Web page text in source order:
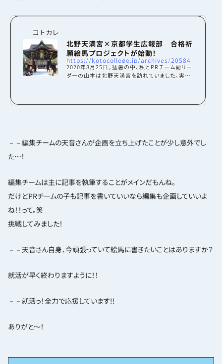
コトカレ
北野天満宮×京都学生広報部 合格祈
願絵馬プロジェクトが始動！
https://kotocollege.jp/archives/20584
2020年8月25日。猛暑の中、私とPRチーム副リー
ダーの山本は北野天満宮を訪れていました。実
力を発信し続けてきた私たちの「受験生を応援し
－－編集チームの天音さんが企画を立ち上げたことが少し意外でし
た…！
編集チームは主に記事を執筆することがメインだもんね。
だけどPRチームの子も記事を書いていいなら編集も企画していいよ
ね！！って。笑
挑戦してみました！
－－天音さん自身、今頑張っていて絵馬に書きたいことはありますか？
就活が早く終わりますように！！
－－就活っ！全力で応援しています!!
ありがと〜！